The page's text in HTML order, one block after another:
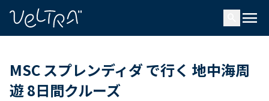
menu
MSC スプレンディダ で行く 地中海周
遊 8日間クルーズ